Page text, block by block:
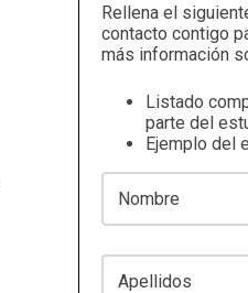
Rellena el
contacto contigo
más información
Listado
parte del
Ejemplo del
Nombre
Apellidos